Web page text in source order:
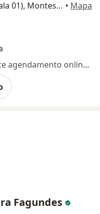
Av. Dulce Sarmento 566A (Sala 01), Montes Claros • Mapa
Esse especialista não oferece agendamento online para esse endereço.
Fagundes